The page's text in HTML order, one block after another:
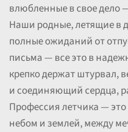
влюбленные в свое
Наши родные, летящие в
полные ожиданий от
письма — все это в
крепко держат штурвал,
и соединяющий сердца,
Профессия летчика —
небом и землей, между